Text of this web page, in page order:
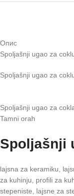
Опис
Spoljašnji ugao za
Spoljašnji ugao za
Spoljašnji ugao za
Tamni orah
Spoljašnji
lajsna za keramiku,
za kuhinju, profili za
stepeniste, lajsne za